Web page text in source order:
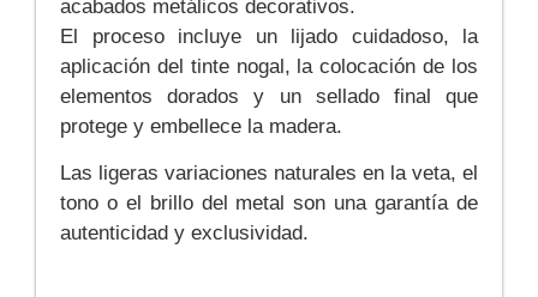
acabados metálicos decorativos.
El proceso incluye un lijado cuidadoso, la
aplicación del tinte nogal, la colocación de los
elementos dorados y un sellado final que
protege y embellece la madera.
Las ligeras variaciones naturales en la veta, el
tono o el brillo del metal son una garantía de
autenticidad y exclusividad.